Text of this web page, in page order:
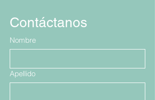
Contáctanos
Nombre
Apellido